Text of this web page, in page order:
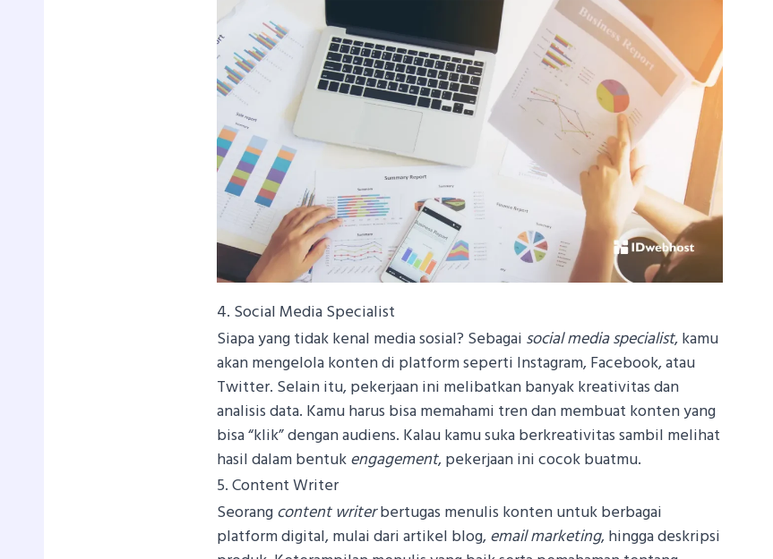
4. Social Media Specialist
Siapa yang tidak kenal media sosial? Sebagai social media specialist, kamu
akan mengelola konten di platform seperti Instagram, Facebook, atau
Twitter. Selain itu, pekerjaan ini melibatkan banyak kreativitas dan
analisis data. Kamu harus bisa memahami tren dan membuat konten yang
bisa “klik” dengan audiens. Kalau kamu suka berkreativitas sambil melihat
hasil dalam bentukengagement, pekerjaan ini cocok buatmu.
5. Content Writer
Seorangcontent writerbertugas menulis konten untuk berbagai
platform digital, mulai dari artikel blog,email marketing, hingga deskripsi